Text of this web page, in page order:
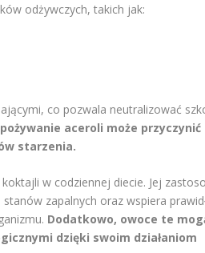
odżywczych, takich jak:
co pozwala neutralizować
aceroli może przyczynić
starzenia.
w codziennej diecie. Jej
zapalnych oraz wspiera
Dodatkowo, owoce te
dzięki swoim działaniom